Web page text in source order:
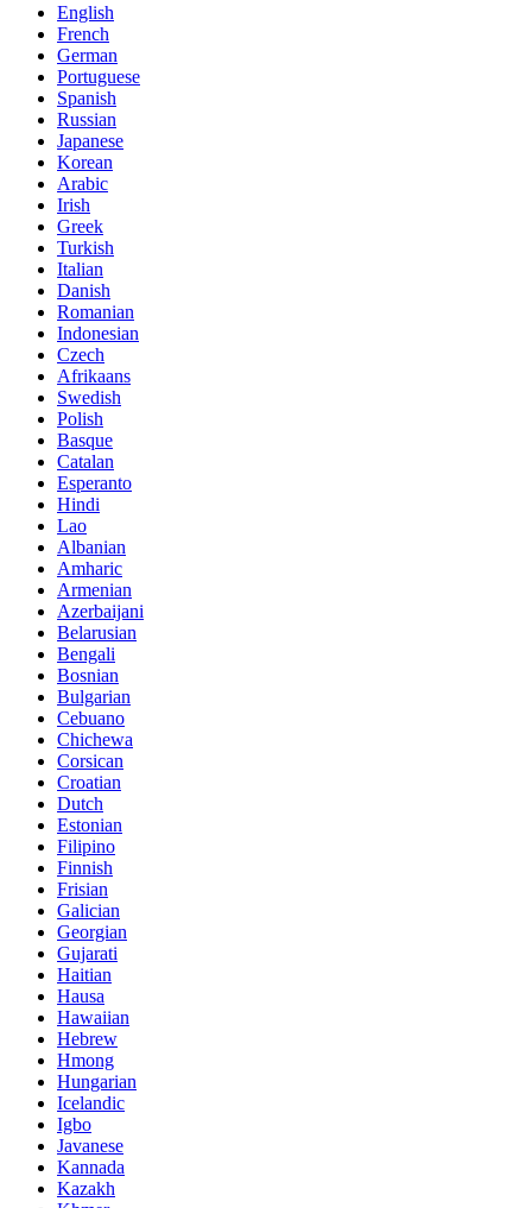
English
French
German
Portuguese
Spanish
Russian
Japanese
Korean
Arabic
Irish
Greek
Turkish
Italian
Danish
Romanian
Indonesian
Czech
Afrikaans
Swedish
Polish
Basque
Catalan
Esperanto
Hindi
Lao
Albanian
Amharic
Armenian
Azerbaijani
Belarusian
Bengali
Bosnian
Bulgarian
Cebuano
Chichewa
Corsican
Croatian
Dutch
Estonian
Filipino
Finnish
Frisian
Galician
Georgian
Gujarati
Haitian
Hausa
Hawaiian
Hebrew
Hmong
Hungarian
Icelandic
Igbo
Javanese
Kannada
Kazakh